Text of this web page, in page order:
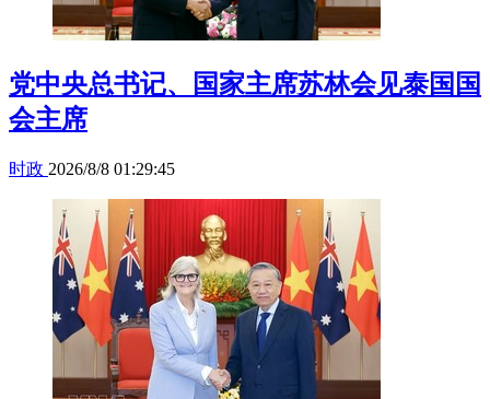
党中央总书记、国家主席苏林会见泰国国
会主席
时政 2026/8/8 01:29:45